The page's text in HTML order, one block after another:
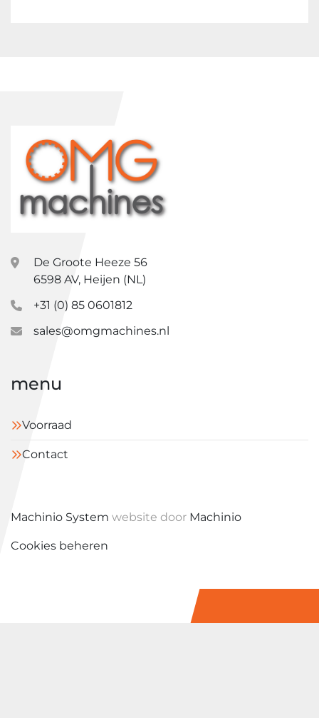
De Groote Heeze 56
6598 AV, Heijen (NL)
+31 (0) 85 0601812
sales@omgmachines.nl
menu
Voorraad
Contact
Machinio System website door Machinio
Cookies beheren